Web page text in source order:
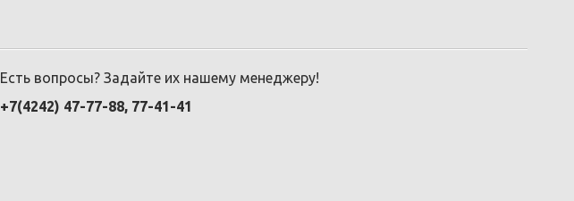
Есть вопросы? Задайте их нашему менеджеру!
+7(4242) 47-77-88, 77-41-41